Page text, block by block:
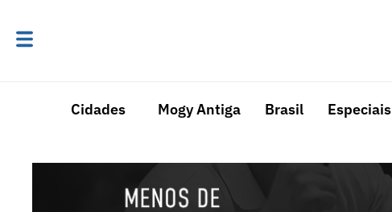
Cidades Mogy Antiga Brasil Especiais